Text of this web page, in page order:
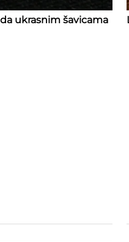
ukrasnim šavicama